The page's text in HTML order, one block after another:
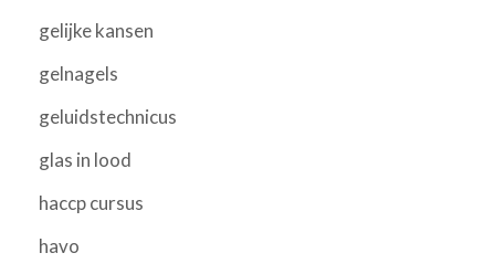
gelijke kansen
gelnagels
geluidstechnicus
glas in lood
haccp cursus
havo